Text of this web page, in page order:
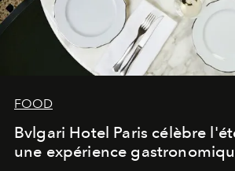
FOOD
Bvlgari Hotel Paris célèbre
une expérience